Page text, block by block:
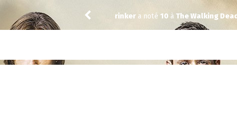
a noté The Walking Dead: Dead City 3.02